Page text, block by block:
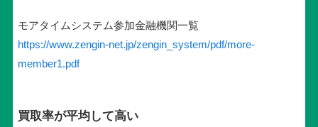
モアタイムシステム参加金融機関一覧
https://www.zengin-net.jp/zengin_system/pdf/more-
member1.pdf
買取率が平均して高い